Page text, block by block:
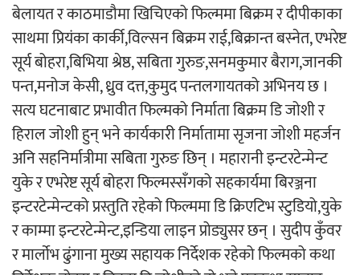
बेलायत र काठमाडौमा खिचिएको फिल्ममा बिक्रम र दीपीकाका
साथमा प्रियंका कार्की,विल्सन बिक्रम राई,बिक्रान्त बस्नेत, एभरेष्ट
सूर्य बोहरा,बिभिया श्रेष्ठ, सबिता गुरुङ,सनमकुमार बैराग,जानकी
पन्त,मनोज केसी, ध्रुव दत्त,कुमुद पन्तलगायतको अभिनय छ ।
सत्य घटनाबाट प्रभावीत फिल्मको निर्माता बिक्रम डि जोशी र
हिराल जोशी हुन् भने कार्यकारी निर्मातामा सृजना जोशी महर्जन
अनि सहनिर्मात्रीमा सबिता गुरुङ छिन् । महारानी इन्टरटेन्मेन्ट
युके र एभरेष्ट सूर्य बोहरा फिल्मस्सँगको सहकार्यमा बिरञ्जना
इन्टरटेन्मेन्टको प्रस्तुति रहेको फिल्ममा डि क्रिएटिभ स्टुडियो,युके
र काम्मा इन्टरटेन्मेन्ट,इन्डिया लाइन प्रोड्युसर छन् । सुदीप कुँवर
र मार्लाेभ ढुंगाना मुख्य सहायक निर्देशक रहेको फिल्मको कथा